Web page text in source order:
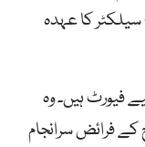
کا عہدہ
فیورٹ ہیں۔ وہ
کے فرائض سرانجام